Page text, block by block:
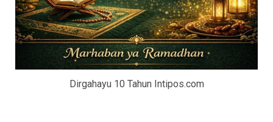
Dirgahayu 10 Tahun Intipos.com